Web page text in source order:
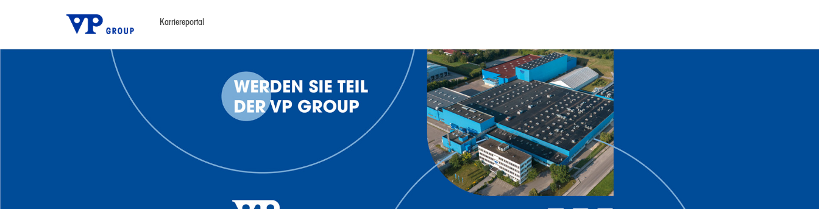
Karriereportal